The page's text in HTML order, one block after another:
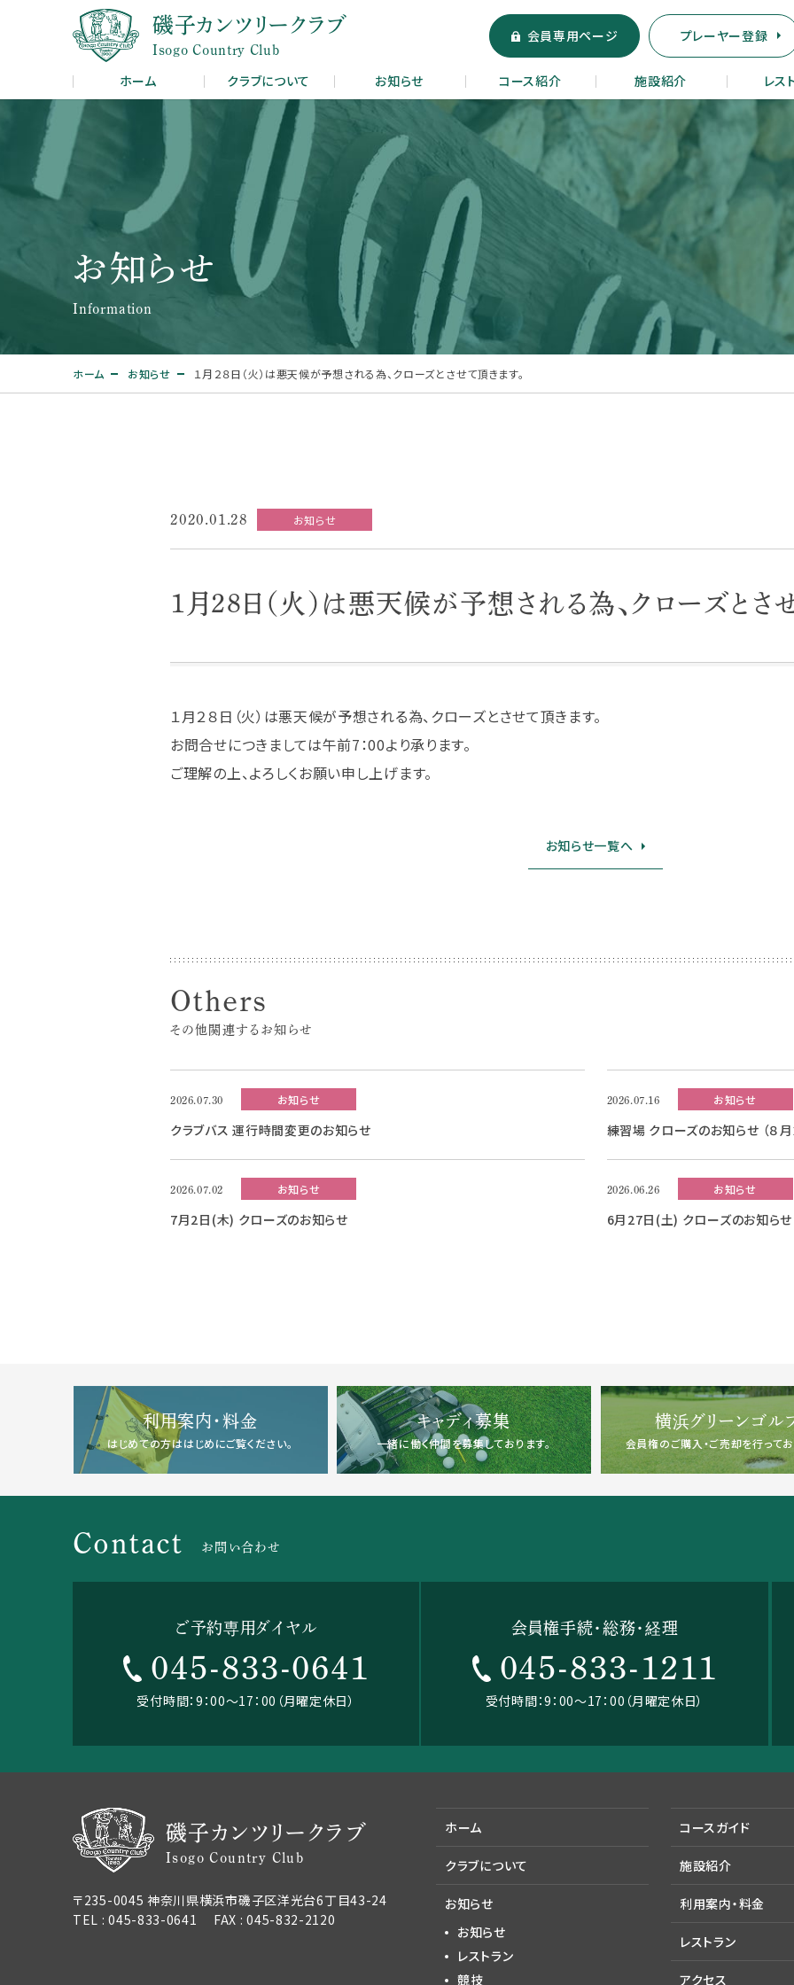
磯子カンツリークラブ
Isogo Country Club
会員専用ページ プレーヤー登録
ホーム クラブについて お知らせ コース紹介 施設紹介 レス
お知らせ
Information
ホーム お知らせ １月２８日（火）は悪天候が予想される為、クローズとさせて頂きます。
2020.01.28 お知らせ
１月２８日（火）は悪天候が予想される為、クローズとさ
１月２８日（火）は悪天候が予想される為、クローズとさせて頂きます。
お問合せにつきましては午前7：00より承ります。
ご理解の上、よろしくお願い申し上げます。
お知らせ一覧へ
Others
その他関連するお知らせ
2026.07.30 お知らせ
クラブバス 運行時間変更のお知らせ
2026.07.16 お知らせ
練習場 クローズのお知らせ （８月
2026.07.02 お知らせ
7月2日(木) クローズのお知らせ
2026.06.26 お知らせ
6月27日(土) クローズのお知らせ
利用案内・料金
はじめての方ははじめにご覧ください。
キャディ募集
一緒に働く仲間を募集しております。
横浜グリーンゴル
会員権のご購入・ご売却を行ってお
Contact お問い合わせ
ご予約専用ダイヤル
045-833-0641
受付時間：9：00～17：00（月曜定休日）
会員権手続・総務・経理
045-833-1211
受付時間：9：00～17：00（月曜定休日）
磯子カンツリークラブ
Isogo Country Club
〒235-0045 神奈川県横浜市磯子区洋光台6丁目43-24
TEL : 045-833-0641 FAX : 045-832-2120
ホーム
クラブについて
お知らせ
お知らせ
レストラン
競技
コースガイド
施設紹介
利用案内・料金
レストラン
アクセス